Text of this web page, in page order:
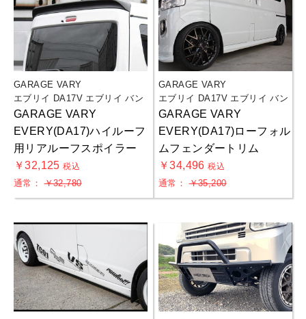
GARAGE VARY
エブリイ DA17V エブリイ バン
GARAGE VARY
EVERY(DA17)ハイルーフ
用リアルーフスポイラー
￥32,125税込
通常：￥32,780
GARAGE VARY
エブリイ DA17V エブリイ バン
GARAGE VARY
EVERY(DA17)ローフォル
ムフェンダートリム
￥34,496税込
通常：￥35,200